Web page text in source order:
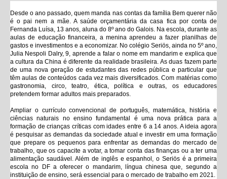
Desde o ano passado, quem manda nas contas da família Bem querer não
é o pai nem a mãe. A saúde orçamentária da casa fica por conta de
Fernanda Luísa, 13 anos, aluna do 8º ano do Galois. Na escola, durante as
aulas de educação financeira, a menina aprendeu a fazer planilhas de
gastos e investimentos e a economizar. No colégio Seriös, ainda no 5º ano,
Julia Nespoli Dalry, 9, aprende a falar o nome em mandarim e explica que
a cultura da China é diferente da realidade brasileira. As duas fazem parte
de uma nova geração de estudantes das redes pública e particular que
têm aulas de conteúdos cada vez mais diversificados. Com matérias como
gastronomia, circo, teatro, ética, política e outras, os educadores
pretendem formar adultos mais preparados.
Ampliar o currículo convencional de português, matemática, história e
ciências naturais no ensino fundamental é uma nova prática para a
formação de crianças críticas com idades entre 6 a 14 anos. A ideia agora
é pesquisar as demandas da sociedade atual e investir em uma formação
que prepare os pequenos para enfrentar as demandas do mercado de
trabalho, que os capacite a votar, a tomar conta das finanças ou a ter uma
alimentação saudável. Além de inglês e espanhol, o Seriös é a primeira
escola no DF a oferecer o mandarim, língua chinesa que, segundo a
instituição de ensino, será essencial para o mercado de trabalho em 2021.